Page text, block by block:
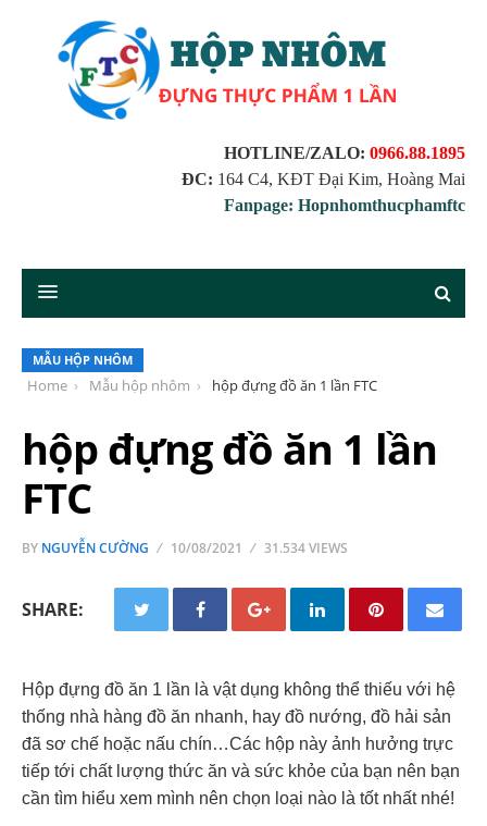
HOTLINE/ZALO: 0966.88.1895
ĐC: 164 C4, KĐT Đại Kim, Hoàng Mai
Fanpage: Hopnhomthucphamftc
MẪU HỘP NHÔM
Home Mẫu hộp nhôm hộp đựng đồ ăn 1 lần FTC
hộp đựng đồ ăn 1 lần
FTC
BY NGUYỄN CƯỜNG 10/08/2021 31.534 VIEWS
SHARE:
Hộp đựng đồ ăn 1 lần là vật dụng không thể thiếu với hệ
thống nhà hàng đồ ăn nhanh, hay đồ nướng, đồ hải sản
đã sơ chế hoặc nấu chín…Các hộp này ảnh hưởng trực
tiếp tới chất lượng thức ăn và sức khỏe của bạn nên bạn
cần tìm hiểu xem mình nên chọn loại nào là tốt nhất nhé!